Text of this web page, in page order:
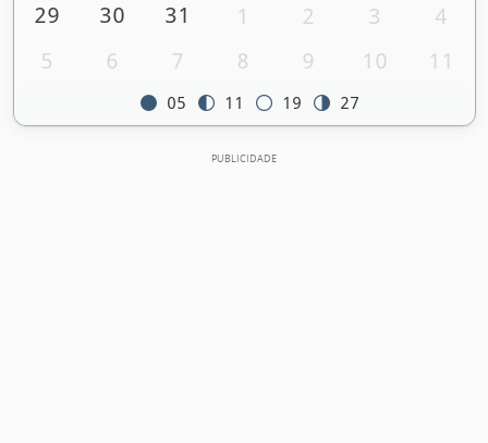
29
30 31 1 2 3
4
5
6 7 8 9 10 11
05 11 19 27